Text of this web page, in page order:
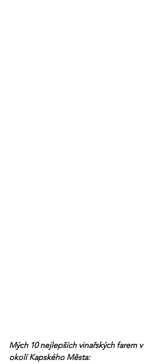
Mých 10 nejlepších vinařských farem v
okolí Kapského Města: